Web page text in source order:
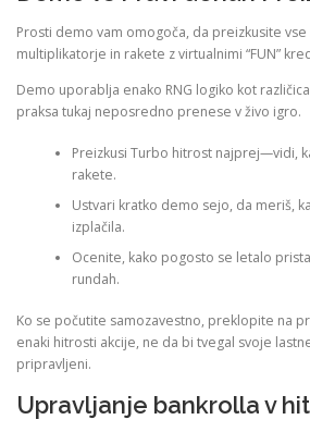
Prosti demo vam omogoča, da preizkusite
multiplikatorje in rakete z virtualnimi “FUN”
Demo uporablja enako RNG logiko kot
praksa tukaj neposredno prenese v živo igro.
Preizkusi Turbo hitrost najprej—vidi,
rakete.
Ustvari kratko demo sejo, da meriš,
izplačila.
Ocenite, kako pogosto se letalo
rundah.
Ko se počutite samozavestno, preklopite na
enaki hitrosti akcije, ne da bi tvegal svoje
pripravljeni.
Upravljanje bankrolla v